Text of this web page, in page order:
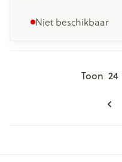
Niet beschikbaar
Toon